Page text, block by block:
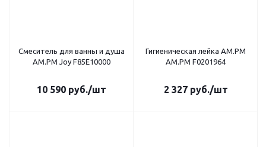
Смеситель для ванны и душа
AM.PM Joy F85E10000
10 590 руб./шт
Гигиеническая лейка AM.PM
AM.PM F0201964
2 327руб./шт